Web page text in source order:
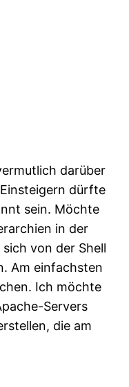
darüber
dürfte
sein. Möchte
in der
von der Shell
Am einfachsten
Ich möchte
Servers
die am